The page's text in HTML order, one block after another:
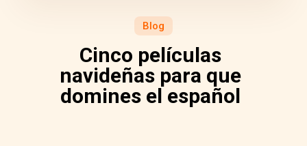
Blog
Cinco películas
navideñas para que
domines el español